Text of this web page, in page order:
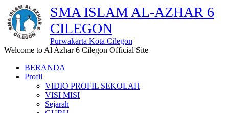
SMA ISLAM AL-AZHAR 6
CILEGON
Purwakarta Kota Cilegon
Welcome to Al Azhar 6 Cilegon Official Site
BERANDA
Profil
VIDIO PROFIL SEKOLAH
VISI MISI
Sejarah